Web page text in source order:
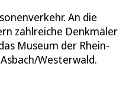
An die
zahlreiche Denkmäler
Museum der Rhein-
Westerwald.